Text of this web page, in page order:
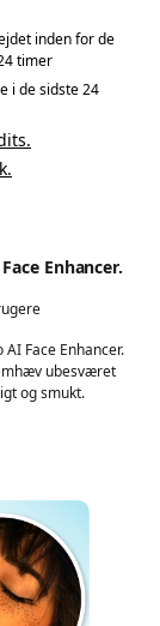
inden for de
timer
i de sidste 24
Enhancer.
Face Enhancer.
ubesværet
og smukt.